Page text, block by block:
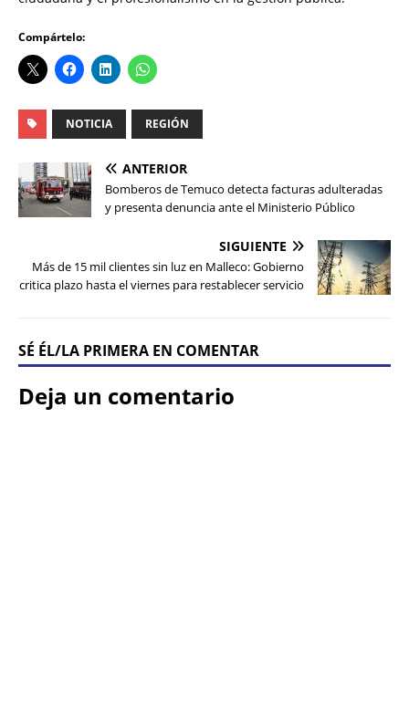
Compártelo:
NOTICIA REGIÓN
ANTERIOR
Bomberos de Temuco detecta facturas adulteradas
y presenta denuncia ante el Ministerio Público
SIGUIENTE
Más de 15 mil clientes sin luz en Malleco: Gobierno
critica plazo hasta el viernes para restablecer servicio
SÉ ÉL/LA PRIMERA EN COMENTAR
Deja un comentario